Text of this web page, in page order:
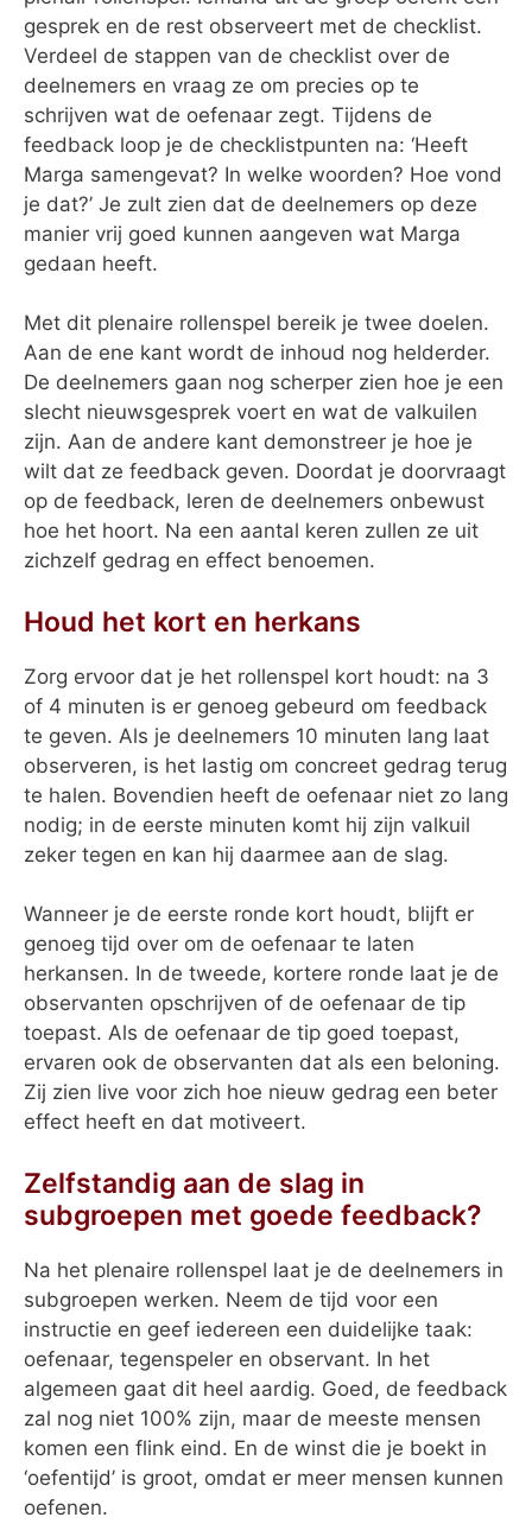
gesprek en de rest observeert met de checklist.
Verdeel de stappen van de checklist over de
deelnemers en vraag ze om precies op te
schrijven wat de oefenaar zegt. Tijdens de
feedback loop je de checklistpunten na: ‘Heeft
Marga samengevat? In welke woorden? Hoe vond
je dat?’ Je zult zien dat de deelnemers op deze
manier vrij goed kunnen aangeven wat Marga
gedaan heeft.
Met dit plenaire rollenspel bereik je twee doelen.
Aan de ene kant wordt de inhoud nog helderder.
De deelnemers gaan nog scherper zien hoe je een
slecht nieuwsgesprek voert en wat de valkuilen
zijn. Aan de andere kant demonstreer je hoe je
wilt dat ze feedback geven. Doordat je doorvraagt
op de feedback, leren de deelnemers onbewust
hoe het hoort. Na een aantal keren zullen ze uit
zichzelf gedrag en effect benoemen.
Houd het kort en herkans
Zorg ervoor dat je het rollenspel kort houdt: na 3
of 4 minuten is er genoeg gebeurd om feedback
te geven. Als je deelnemers 10 minuten lang laat
observeren, is het lastig om concreet gedrag terug
te halen. Bovendien heeft de oefenaar niet zo lang
nodig; in de eerste minuten komt hij zijn valkuil
zeker tegen en kan hij daarmee aan de slag.
Wanneer je de eerste ronde kort houdt, blijft er
genoeg tijd over om de oefenaar te laten
herkansen. In de tweede, kortere ronde laat je de
observanten opschrijven of de oefenaar de tip
toepast. Als de oefenaar de tip goed toepast,
ervaren ook de observanten dat als een beloning.
Zij zien live voor zich hoe nieuw gedrag een beter
effect heeft en dat motiveert.
Zelfstandig aan de slag in
subgroepen met goede feedback?
Na het plenaire rollenspel laat je de deelnemers in
subgroepen werken. Neem de tijd voor een
instructie en geef iedereen een duidelijke taak:
oefenaar, tegenspeler en observant. In het
algemeen gaat dit heel aardig. Goed, de feedback
zal nog niet 100% zijn, maar de meeste mensen
komen een flink eind. En de winst die je boekt in
‘oefentijd’ is groot, omdat er meer mensen kunnen
oefenen.